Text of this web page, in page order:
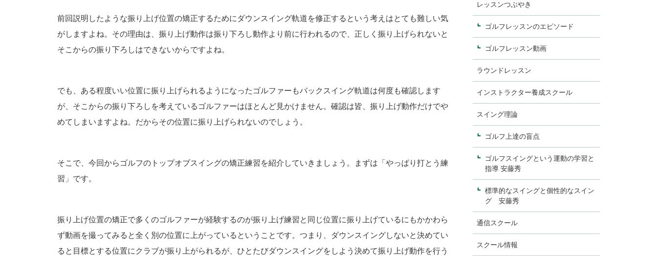
前回説明したような振り上げ位置の矯正するためにダウンスイング軌道を修正するという考えはとても難しい気
がしますよね。その理由は、振り上げ動作は振り下ろし動作より前に行われるので、正しく振り上げられないと
そこからの振り下ろしはできないからですよね。
でも、ある程度いい位置に振り上げられるようになったゴルファーもバックスイング軌道は何度も確認します
が、そこからの振り下ろしを考えているゴルファーはほとんど見かけません。確認は皆、振り上げ動作だけでや
めてしまいますよね。だからその位置に振り上げられないのでしょう。
そこで、今回からゴルフのトップオブスイングの矯正練習を紹介していきましょう。まずは「やっぱり打とう練
習」です。
振り上げ位置の矯正で多くのゴルファーが経験するのが振り上げ練習と同じ位置に振り上げているにもかかわら
ず動画を撮ってみると全く別の位置に上がっているということです。つまり、ダウンスイングしないと決めてい
ると目標とする位置にクラブが振り上がられるが、ひとたびダウンスイングをしよう決めて振り上げ動作を行う
レッスンつぶやき
ゴルフレッスンのエピソード
ゴルフレッスン動画
ラウンドレッスン
インストラクター養成スクール
スイング理論
ゴルフ上達の盲点
ゴルフスイングという運動の学習と
指導 安藤秀
標準的なスイングと個性的なスイン
グ 安藤秀
通信スクール
スクール情報